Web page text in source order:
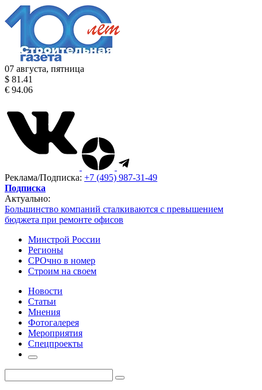
07 августа, пятница
$ 81.41
€ 94.06
Реклама/Подписка: +7 (495) 987-31-49
Подписка
Актуально:
Большинство компаний сталкиваются с превышением
бюджета при ремонте офисов
Минстрой России
Регионы
СРОчно в номер
Строим на своем
Новости
Статьи
Мнения
Фотогалерея
Мероприятия
Спецпроекты